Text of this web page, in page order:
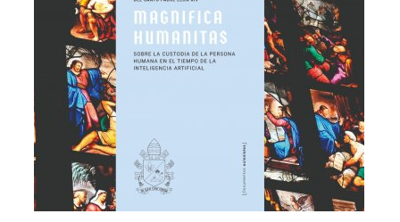
English